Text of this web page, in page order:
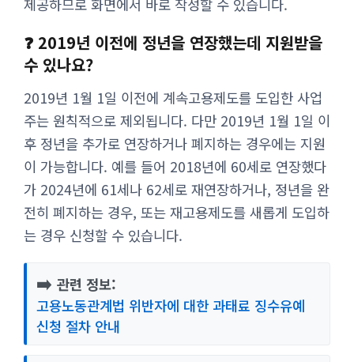
제공하므로 화면에서 바로 작성할 수 있습니다.
❓ 2019년 이전에 정년을 연장했는데 지원받을
수 있나요?
2019년 1월 1일 이전에 계속고용제도를 도입한 사업
주는 원칙적으로 제외됩니다. 다만 2019년 1월 1일 이
후 정년을 추가로 연장하거나 폐지하는 경우에는 지원
이 가능합니다. 예를 들어 2018년에 60세로 연장했다
가 2024년에 61세나 62세로 재연장하거나, 정년을 완
전히 폐지하는 경우, 또는 재고용제도를 새롭게 도입하
는 경우 신청할 수 있습니다.
➡️ 관련 정보:
고용노동관계법 위반자에 대한 과태료 징수유예
신청 절차 안내